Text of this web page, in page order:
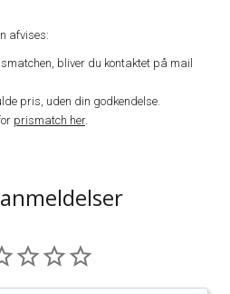
afvises:
bliver du kontaktet på mail
pris, uden din godkendelse.
prismatch her.